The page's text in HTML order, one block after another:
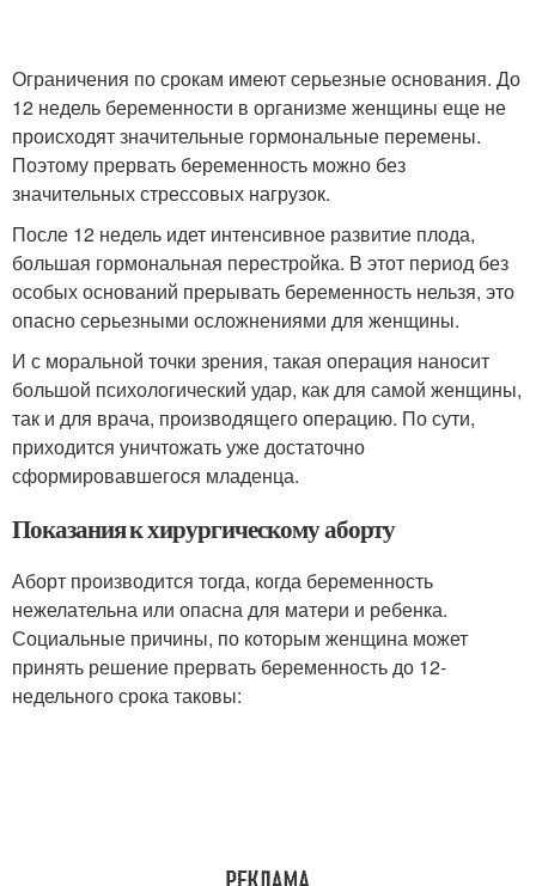
Ограничения по срокам имеют серьезные основания. До
12 недель беременности в организме женщины еще не
происходят значительные гормональные перемены.
Поэтому прервать беременность можно без
значительных стрессовых нагрузок.
После 12 недель идет интенсивное развитие плода,
большая гормональная перестройка. В этот период без
особых оснований прерывать беременность нельзя, это
опасно серьезными осложнениями для женщины.
И с моральной точки зрения, такая операция наносит
большой психологический удар, как для самой женщины,
так и для врача, производящего операцию. По сути,
приходится уничтожать уже достаточно
сформировавшегося младенца.
Показания к хирургическому аборту
Аборт производится тогда, когда беременность
нежелательна или опасна для матери и ребенка.
Социальные причины, по которым женщина может
принять решение прервать беременность до 12-
недельного срока таковы: